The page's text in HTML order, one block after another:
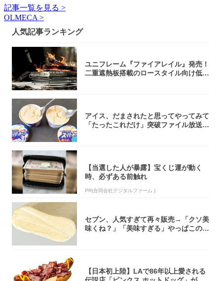
記事一覧を見る >
OLMECA >
人気記事ランキング
ユニフレーム『ファイアレイル』発売！
二重遮熱板搭載のロースタイル向け低型
アイス、だまされたと思ってやってみて
「たったこれだけ」突破ファイル放送で
【当選した人が暴露】宝くじ運が動く
時、必ずある前触れ
PR(合同会社デジタルファーム )
セブン、人気すぎて再々販売→「クソ美
味くね？」「美味すぎる」やっぱこのク
【日本初上陸】LAで86年以上愛される